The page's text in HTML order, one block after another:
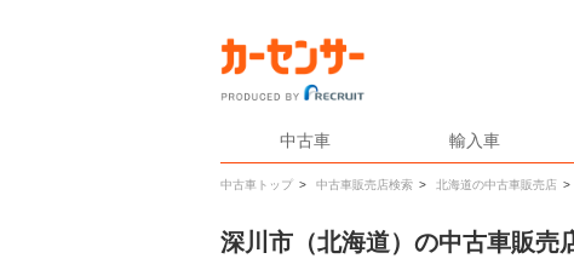
中古車 輸入車
中古車トップ > 中古車販売店検索 > 北海道の中古車販売店 >
深川市（北海道）の中古車販売